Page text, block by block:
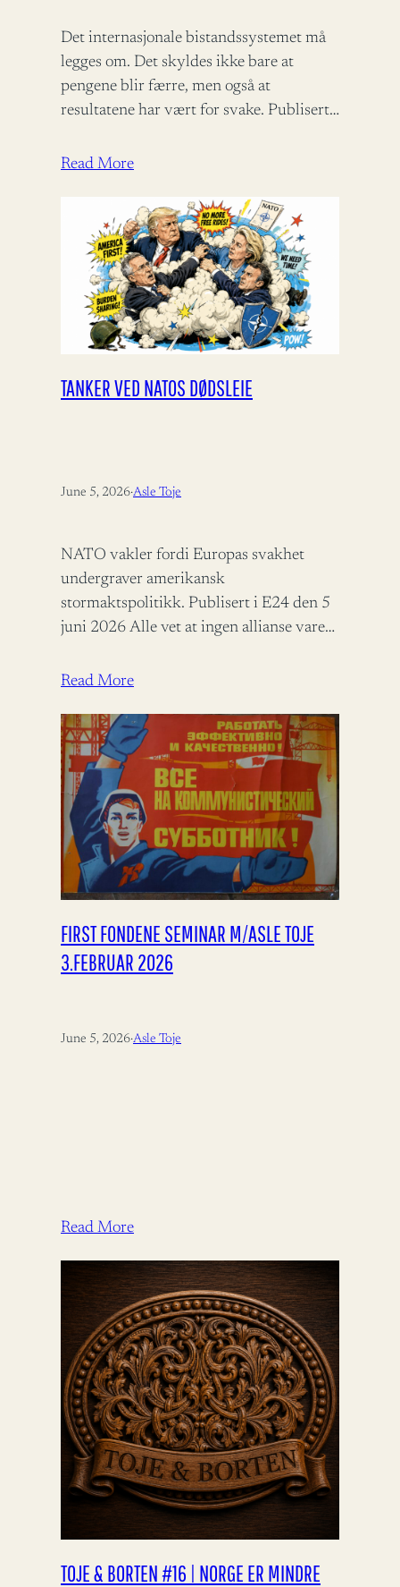
Det internasjonale bistandssystemet må
legges om. Det skyldes ikke bare at
pengene blir færre, men også at
resultatene har vært for svake. Publisert i
internasjonale bistandsregimet…
Read More
TANKER VED NATOS DØDSLEIE
June 5, 2026·Asle Toje
NATO vakler fordi Europas svakhet
undergraver amerikansk
stormaktspolitikk. Publisert i E24 den 5
juni 2026 Alle vet at ingen allianse varer
på…
Read More
FIRST FONDENE SEMINAR M/ASLE TOJE
3.FEBRUAR 2026
June 5, 2026·Asle Toje
Read More
TOJE & BORTEN #16 | NORGE ER MINDRE